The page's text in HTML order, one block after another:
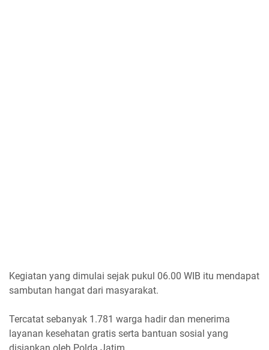
Kegiatan yang dimulai sejak pukul 06.00 WIB itu mendapat
sambutan hangat dari masyarakat.
Tercatat sebanyak 1.781 warga hadir dan menerima
layanan kesehatan gratis serta bantuan sosial yang